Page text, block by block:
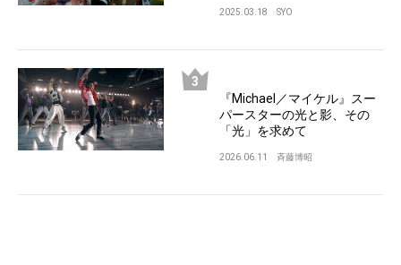
2025.03.18 SYO
『Michael／マイケル』スー
パースターの光と影、その
「光」を求めて
2026.06.11 斉藤博昭